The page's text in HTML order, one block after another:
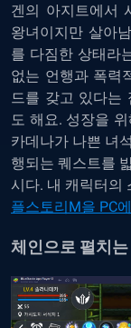
겐의 아지트에서
왕녀이지만 살아
를 다짐한 상태라
없는 언행과 폭력
드를 갖고 있다는
도 해요. 성장을
카데나가 나쁜 녀
행되는 퀘스트를
시다. 내 캐릭터의
플스토리M을 PC
체인으로 펼치는